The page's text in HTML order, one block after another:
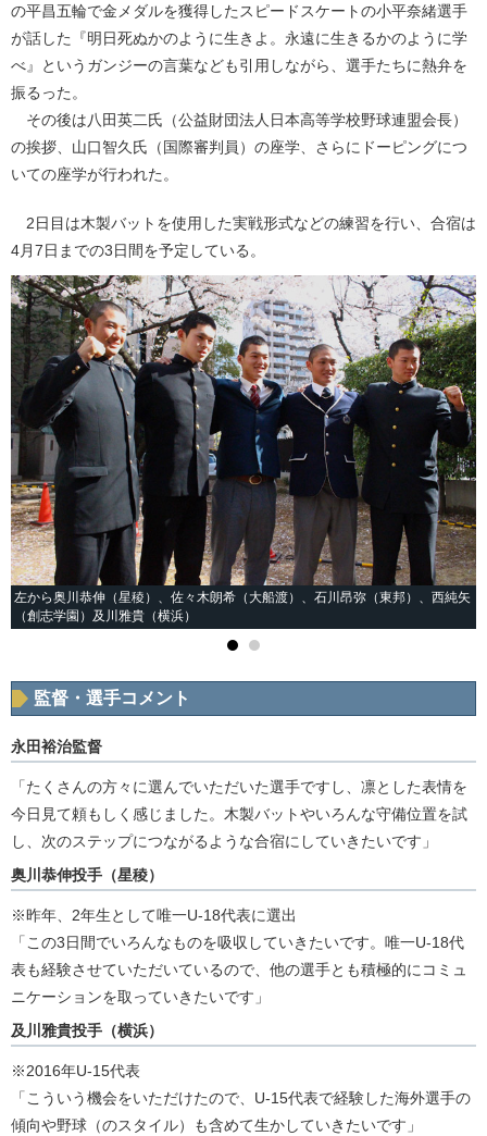
の平昌五輪で金メダルを獲得したスピードスケートの小平奈緒選手
が話した『明日死ぬかのように生きよ。永遠に生きるかのように学
べ』というガンジーの言葉なども引用しながら、選手たちに熱弁を
振るった。
その後は八田英二氏（公益財団法人日本高等学校野球連盟会長）
の挨拶、山口智久氏（国際審判員）の座学、さらにドーピングにつ
いての座学が行われた。
2日目は木製バットを使用した実戦形式などの練習を行い、合宿は
4月7日までの3日間を予定している。
左から奥川恭伸（星稜）、佐々木朗希（大船渡）、石川昂弥（東邦）、西純矢
（創志学園）及川雅貴（横浜）
監督・選手コメント
永田裕治監督
「たくさんの方々に選んでいただいた選手ですし、凛とした表情を
今日見て頼もしく感じました。木製バットやいろんな守備位置を試
し、次のステップにつながるような合宿にしていきたいです」
奥川恭伸投手（星稜）
※昨年、2年生として唯一U-18代表に選出
「この3日間でいろんなものを吸収していきたいです。唯一U-18代
表も経験させていただいているので、他の選手とも積極的にコミュ
ニケーションを取っていきたいです」
及川雅貴投手（横浜）
※2016年U-15代表
「こういう機会をいただけたので、U-15代表で経験した海外選手の
傾向や野球（のスタイル）も含めて生かしていきたいです」